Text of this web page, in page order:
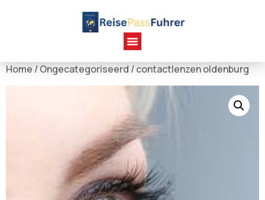
Home /Ongecategoriseerd / contactlenzen oldenburg